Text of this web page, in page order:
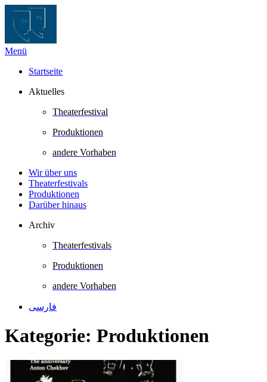
Zum
Inhalt
springen
Menü
Startseite
Aktuelles
Theaterfestival
Produktionen
andere Vorhaben
Wir über uns
Theaterfestivals
Produktionen
Darüber hinaus
Archiv
Theaterfestivals
Produktionen
andere Vorhaben
فارسی
Kategorie: Produktionen